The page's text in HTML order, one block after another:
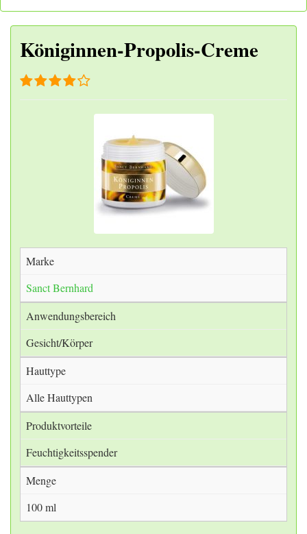
Königinnen-Propolis-Creme
Marke
Sanct Bernhard
Anwendungsbereich
Gesicht/Körper
Hauttype
Alle Hauttypen
Produktvorteile
Feuchtig­keits­spender
Menge
100 ml